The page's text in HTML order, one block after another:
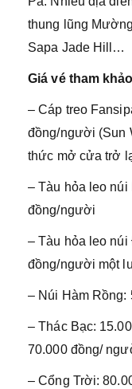
thung lũng
Sapa Jade Hill…
Giá vé tham
– Cáp treo
đồng/người (Sun
thức mở cửa trở
– Tàu hỏa leo
đồng/người
– Tàu hỏa leo
đồng/người một
– Núi Hàm
– Thác Bạc:
70.000 đồng/
– Cổng Trời: